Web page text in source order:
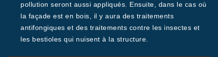
pollution seront aussi appliqués. Ensuite, dans le cas où
la façade est en bois, il y aura des traitements
antifongiques et des traitements contre les insectes et
les bestioles qui nuisent à la structure.